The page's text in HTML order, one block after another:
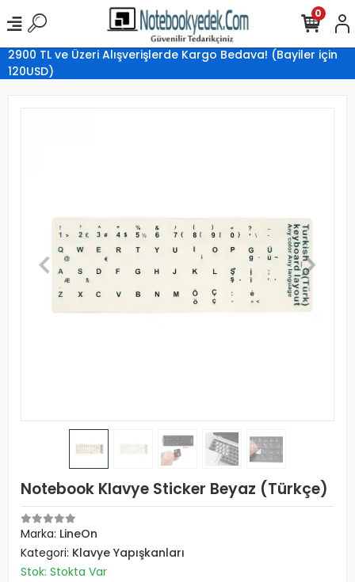
2900 TL ve Üzeri Alışverişlerde Kargo Bedava! (Bayiler için
120USD)
0
Notebook Klavye Sticker Beyaz (Türkçe)
Marka: LineOn
Kategori: Klavye Yapışkanları
Stok: Stokta Var